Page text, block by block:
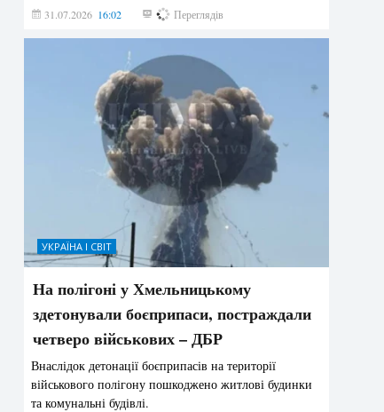
31.07.2026 16:02 178 Переглядів
УКРАЇНА І СВІТ
На полігоні у Хмельницькому
здетонували боєприпаси, постраждали
четверо військових – ДБР
Внаслідок детонації боєприпасів на території
військового полігону пошкоджено житлові будинки
та комунальні будівлі.